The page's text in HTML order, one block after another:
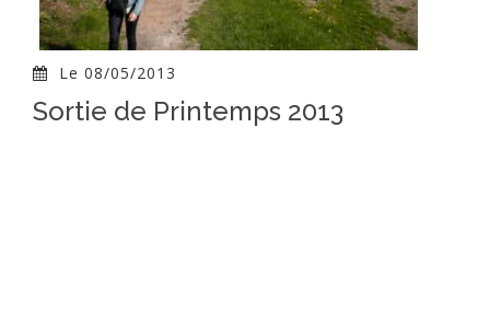
Le 08/05/2013
Sortie de Printemps 2013